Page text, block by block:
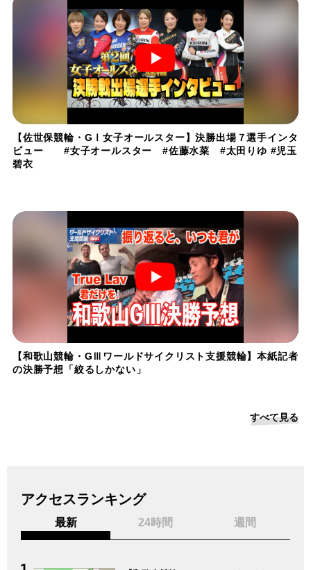
【佐世保競輪・GⅠ女子オールスター】決勝出場７選手インタ
ビュー #女子オールスター #佐藤水菜 #太田りゆ #児玉
碧衣
【和歌山競輪・GⅢワールドサイクリスト支援競輪】本紙記者
の決勝予想「絞るしかない」
すべて見る
アクセスランキング
最新 24時間 週間